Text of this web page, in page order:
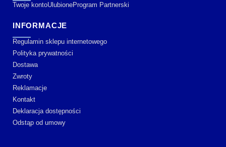
Twoje kontoUlubioneProgram Partnerski
INFORMACJE
Regulamin sklepu internetowego
Polityka prywatności
Dostawa
Zwroty
Reklamacje
Kontakt
Deklaracja dostępności
Odstąp od umowy